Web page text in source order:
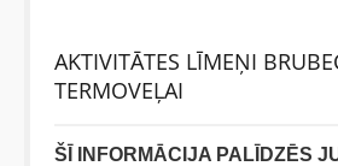
AKTIVITĀTES LĪMEŅI
TERMOVEĻAI
ŠĪ INFORMĀCIJA PALĪDZĒS